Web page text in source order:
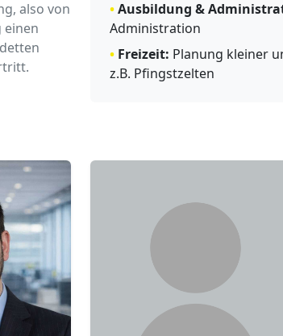
also von
einen
•Ausbildung &
Administration
• Freizeit: Planung kleiner
z.B. Pfingstzelten